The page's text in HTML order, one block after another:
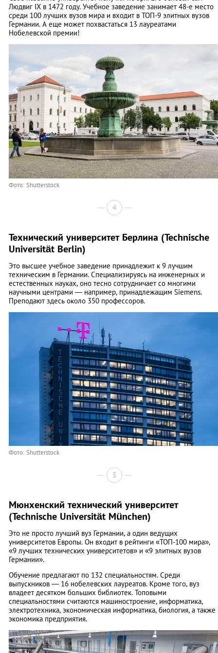
Людвиг IX в 1472 году. Учебное заведение занимает 48-е место
среди 100 лучших вузов мира и входит в ТОП-9 элитных вузов
Германии. А еще может похвастаться 13 лауреатами
Нобелевской премии!
Фото: Shutterstock
4
Технический университет Берлина (Technische
Universität Berlin)
Это высшее учебное заведение принадлежит к 9 лучшим
техническим в Германии. Специализируясь на инженерных и
естественных науках, оно тесно сотрудничает со многими
научными центрами ― например, принадлежащим Siemens.
Преподают здесь около 350 профессоров.
Фото: Shutterstock
5
Мюнхенский технический университет
(Technische Universität München)
Это не просто лучший вуз Германии, а один ведущих
университетов Европы. Он входит в рейтинги «ТОП-100 мира»,
«9 лучших технических университетов» и «9 элитных вузов
Германии».
Обучение предлагают по 132 специальностям. Среди
выпускников ― 16 нобелевских лауреатов. Кроме того, вуз
владеет десятком больших библиотек. Топовыми
специальностями считаются машиностроение, информатика,
электротехника, экономическая информатика, биология, а также
экономика предприятия.